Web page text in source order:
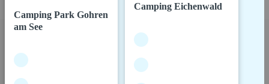
Camping Park Gohren
am See
Camping Eichenwald